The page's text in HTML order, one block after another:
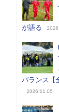
が語る
バランス【
2026.01.05